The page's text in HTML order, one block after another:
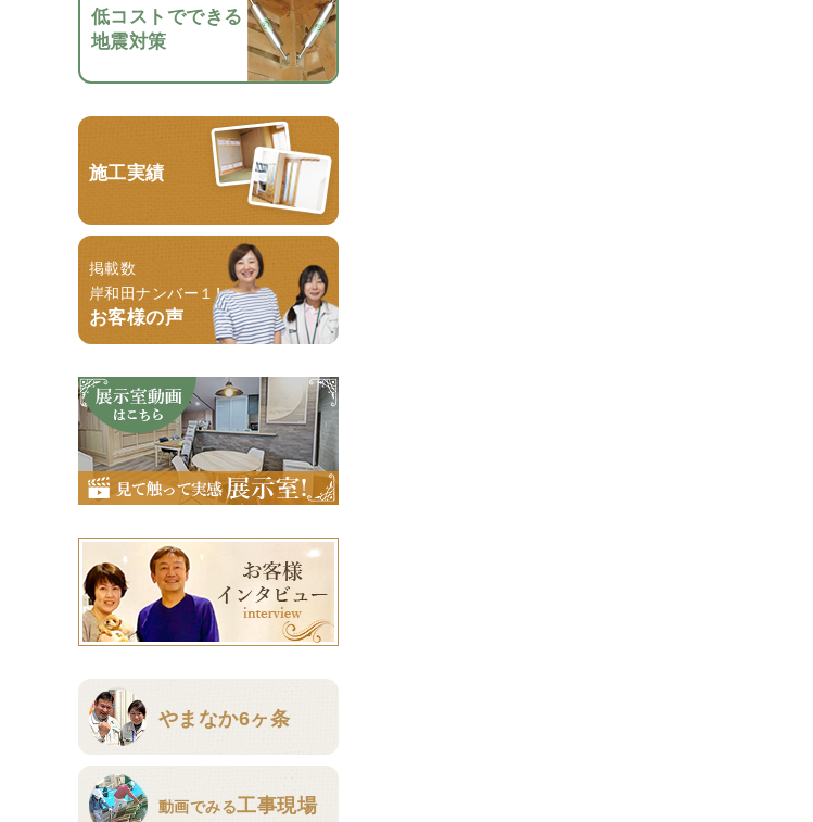
低コストでできる
地震対策
施工実績
掲載数
岸和田ナンバー１！
お客様の声
やまなか6ヶ条
動画でみる工事現場